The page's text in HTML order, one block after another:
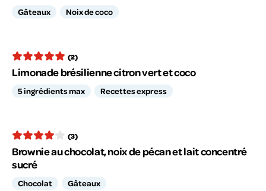
Gâteaux Noix de coco
(2)
Limonade brésilienne citron vert et coco
5 ingrédients max Recettes express
(3)
Brownie au chocolat, noix de pécan et lait concentré
sucré
Chocolat Gâteaux